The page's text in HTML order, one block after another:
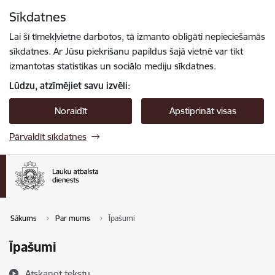
Sīkdatnes
Lai šī tīmekļvietne darbotos, tā izmanto obligāti nepieciešamās
sīkdatnes. Ar Jūsu piekrišanu papildus šajā vietnē var tikt
izmantotas statistikas un sociālo mediju sīkdatnes.
Lūdzu, atzīmējiet savu izvēli:
Noraidīt Apstiprināt visas
Pārvaldīt sīkdatnes
Sākums Par mums Īpašumi
Īpašumi